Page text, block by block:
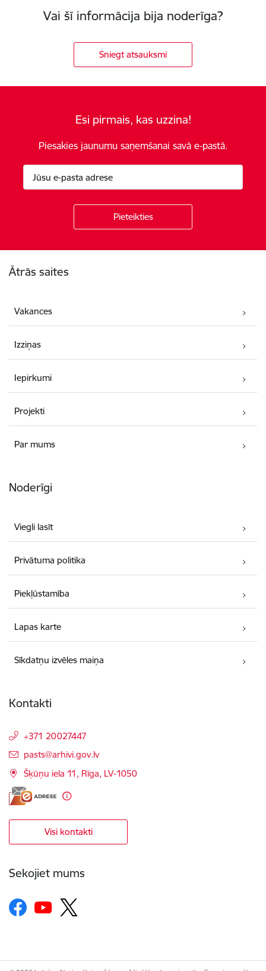
Vai šī informācija bija noderīga?
Sniegt atsauksmi
Esi pirmais, kas uzzina!
Piesakies jaunumu saņemšanai savā e-pastā.
Ātrās saites
Vakances
Izziņas
Iepirkumi
Projekti
Par mums
Noderīgi
Viegli lasīt
Privātuma politika
Piekļūstamība
Lapas karte
Sīkdatņu izvēles maiņa
Kontakti
+371 20027447
E-pasts:
pasts@arhivi.gov.lv
Šķūņu iela 11, Rīga, LV-1050
Visi kontakti
Sekojiet mums